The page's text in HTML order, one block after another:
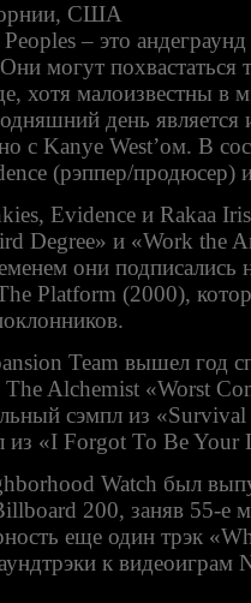
США
– это
могут похвастаться
хотя малоизвестны в
день
с Kanye West’ом. В
(рэппер/продюсер)
Evidence и Rakaa
Degree» и «Work the
они подписались
Platform (2000),
Team вышел год
Alchemist «Worst
сэмпл из
из «I Forgot To Be Your
Watch был
200, заняв 55-е
еще один трэк
к видеоиграм